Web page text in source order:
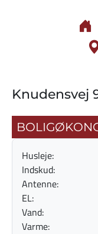
Knudensvej
Husleje:
Indskud:
Antenne:
EL:
Vand:
Varme: